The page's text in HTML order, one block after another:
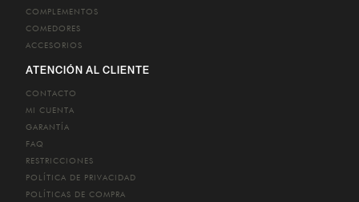
COMPLEMENTOS
COMEDORES
ACCESORIOS
ATENCIÓN AL CLIENTE
CONTACTO
MI CUENTA
GARANTÍA
FAQ
RESTRICCIONES
POLÍTICA DE PRIVACIDAD
POLÍTICAS DE COMPRA